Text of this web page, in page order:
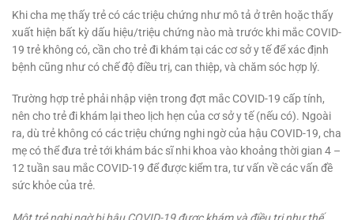
Khi cha mẹ thấy trẻ có các triệu chứng như mô tả ở trên hoặc thấy
xuất hiện bất kỳ dấu hiệu/triệu chứng nào mà trước khi mắc COVID-
19 trẻ không có, cần cho trẻ đi khám tại các cơ sở y tế để xác định
bệnh cũng như có chế độ điều trị, can thiệp, và chăm sóc hợp lý.
Trường hợp trẻ phải nhập viện trong đợt mắc COVID-19 cấp tính,
nên cho trẻ đi khám lại theo lịch hẹn của cơ sở y tế (nếu có). Ngoài
ra, dù trẻ không có các triệu chứng nghi ngờ của hậu COVID-19, cha
mẹ có thể đưa trẻ tới khám bác sĩ nhi khoa vào khoảng thời gian 4 –
12 tuần sau mắc COVID-19 để được kiểm tra, tư vấn về các vấn đề
sức khỏe của trẻ.
Một trẻ nghi ngờ bị hậu COVID-19 được khám và điều trị như thế